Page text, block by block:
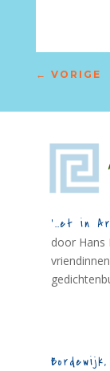
← VORIGE
‘…et in
door